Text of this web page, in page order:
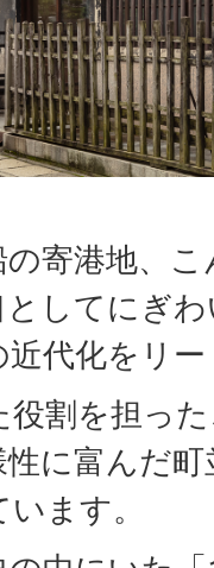
寄港地、
してにぎ
代化をリ
割を担っ
に富んだ
ます。